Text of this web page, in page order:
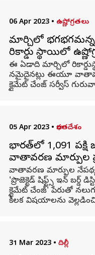
06 Apr 2023 • ఉష్ణోగ్రతలు
మార్చిలో
రికార్డు స్థాయిలో
ఈ ఏడాది మార్చిలో
నమైదైనట్లు ఈయూ
క్లైమేట్ చేంజ్ సర్వీస్
05 Apr 2023 • భారతదేశం
భారత్‌లో 1,091 పక్షి
వాతావరణ మార్పుల
వాతావరణ మార్పుల
'ప్రొజెక్టెడ్ షిఫ్ట్స్ ఇన్
క్లైమేట్ చేంజ్' పేరుతో
కీలక విషయాలను
31 Mar 2023 • దిల్లీ